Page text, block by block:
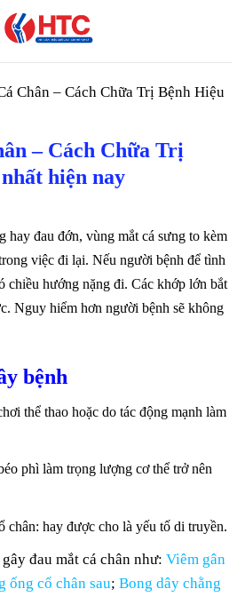
Chân – Cách Chữa Trị Bệnh Hiệu
– Cách Chữa Trị
hiện nay
hay đau đớn, vùng mắt cá sưng to kèm
việc đi lại. Nếu người bệnh để tình
chiều hướng nặng đi. Các khớp lớn bắt
Nguy hiểm hơn người bệnh sẽ không
bệnh
thể thao hoặc do tác động mạnh làm
phì làm trọng lượng cơ thể trở nên
chân: hay được cho là yếu tố di truyền.
đau mắt cá chân như:Viêm gân
ống cổ chân sau;Bong dây chằng